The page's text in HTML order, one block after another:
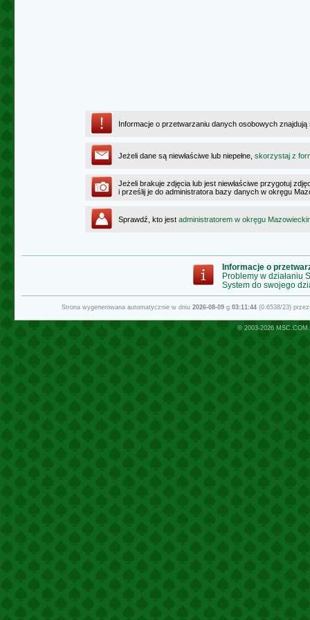
Informacje o przetwarzaniu danych osobowych
Jeżeli dane są niewłaściwe lub niepełne, skorzystaj z
Jeżeli brakuje zdjęcia lub jest niewłaściwe przygotuj
i prześlij je do administratora bazy danych w okręgu
Sprawdź, kto jest administratorem w okręgu
Informacje o
Problemy w działaniu
System do swojego
Strona wygenerowana automatycznie w dniu 2026-08-09g.03:11:44(0.6538/23)
© 2003-2026